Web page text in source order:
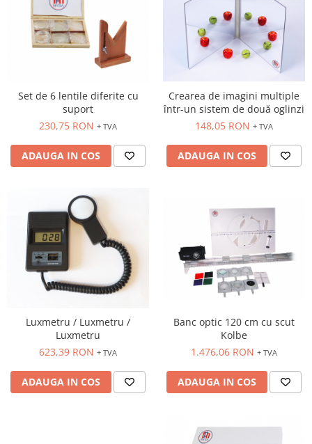
Set de 6 lentile diferite cu
suport
230,75 RON + TVA
ADAUGA IN COS
Crearea de imagini multiple
într-un sistem de două oglinzi
148,05 RON + TVA
ADAUGA IN COS
Luxmetru / Luxmetru /
Luxmetru
623,39 RON + TVA
ADAUGA IN COS
Banc optic 120 cm cu scut
Kolbe
1.476,06 RON + TVA
ADAUGA IN COS